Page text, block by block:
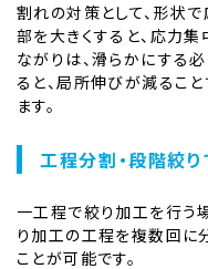
割れの対策として、形状
部を大きくすると、応力
ながりは、滑らかにする
ると、局所伸びが減るこ
ます。
工程分割・段階絞
一工程で絞り加工を行う
り加工の工程を複数回に
ことが可能です。